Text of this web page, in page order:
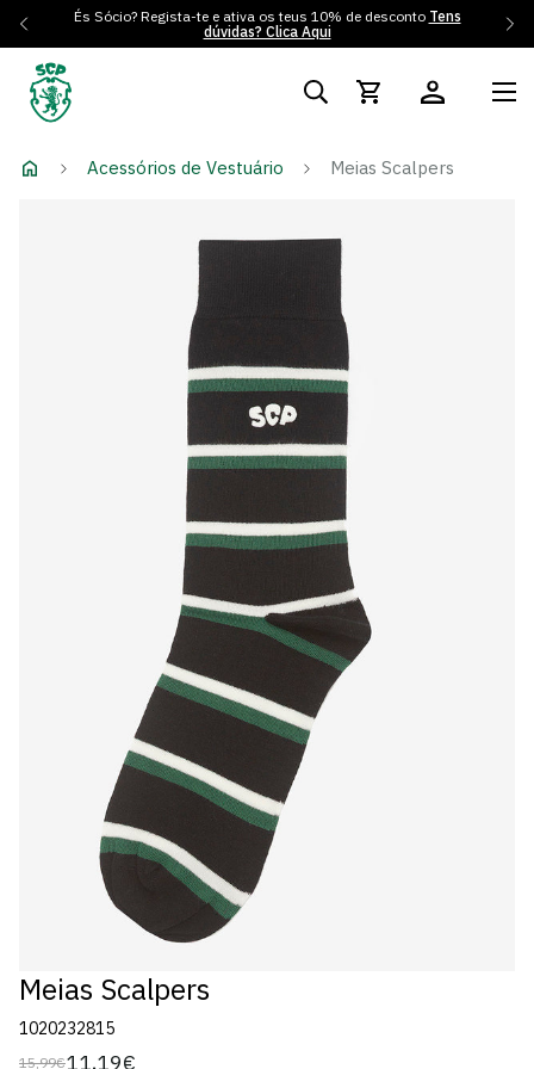
És Sócio? Regista-te e ativa os teus 10% de desconto Tens
dúvidas? Clica Aqui
Acessórios de Vestuário Meias Scalpers
Meias Scalpers
1020232815
15,99€11,19€